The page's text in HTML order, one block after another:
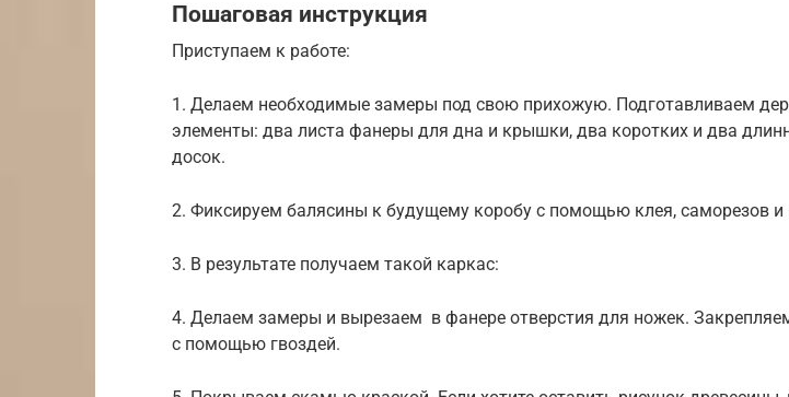
Пошаговая инструкция
Приступаем к работе:
1. Делаем необходимые замеры под свою прихожую. Подготавливаем
элементы: два листа фанеры для дна и крышки, два коротких и два
досок.
2. Фиксируем балясины к будущему коробу с помощью клея, саморезов и
3. В результате получаем такой каркас:
4. Делаем замеры и вырезаем в фанере отверстия для ножек.
с помощью гвоздей.